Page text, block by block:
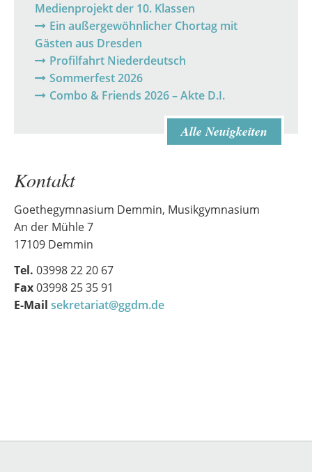
Medienprojekt der 10. Klassen
Ein außergewöhnlicher Chortag mit
Gästen aus Dresden
Profilfahrt Niederdeutsch
Sommerfest 2026
Combo & Friends 2026 – Akte D.I.
Alle Neuigkeiten
Kontakt
Goethegymnasium Demmin, Musikgymnasium
An der Mühle 7
17109 Demmin
Tel. 03998 22 20 67
Fax03998 25 35 91
E-Mail sekretariat@ggdm.de